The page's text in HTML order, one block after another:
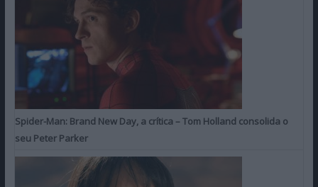
Spider-Man: Brand New Day, a crítica – Tom Holland consolida o
seu Peter Parker